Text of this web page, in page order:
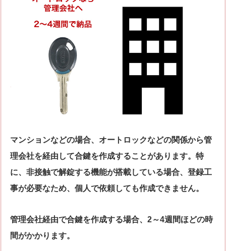
マンションなどの場合、オートロックなどの関係から管
理会社を経由して合鍵を作成することがあります。特
に、非接触で解錠する機能が搭載している場合、登録工
事が必要なため、個人で依頼しても作成できません。
管理会社経由で合鍵を作成する場合、2～4週間ほどの時
間がかかります。